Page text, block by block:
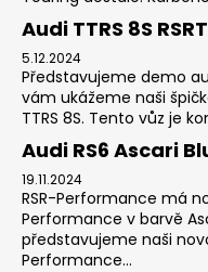
Audi TTRS 8S
5.12.2024
Představujeme demo
vám ukážeme naši
TTRS 8S. Tento vůz je
Audi RS6 Ascari
19.11.2024
RSR-Performance má
Performance v barvě
představujeme naši
Performance...